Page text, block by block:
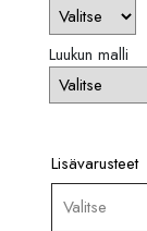
Luukun malli
Lisävarusteet
Valitse